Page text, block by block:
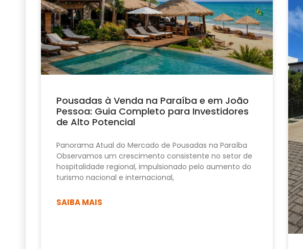
Pousadas à Venda na Paraíba e em João
Pessoa: Guia Completo para Investidores
de Alto Potencial
Panorama Atual do Mercado de Pousadas na Paraíba
Observamos um crescimento consistente no setor de
hospitalidade regional, impulsionado pelo aumento do
turismo nacional e internacional,
SAIBA MAIS